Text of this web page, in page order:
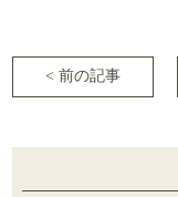
< 前の記事